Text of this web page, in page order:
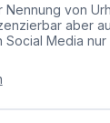
Nennung von
aber
Media nur